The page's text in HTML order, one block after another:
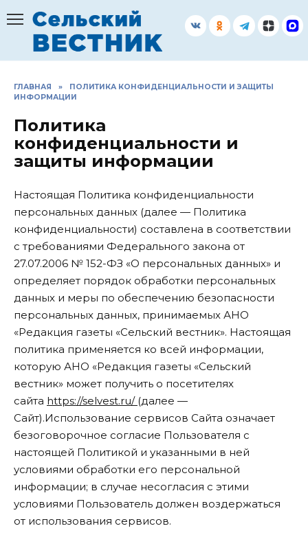
содержанию
ГЛАВНАЯ »
ПОЛИТИКА КОНФИДЕНЦИАЛЬНОСТИ И ЗАЩИТЫ
ИНФОРМАЦИИ
Политика
конфиденциальности и
защиты информации
Настоящая Политика конфиденциальности
персональных данных (далее — Политика
конфиденциальности) составлена в соответствии
с требованиями Федерального закона от
27.07.2006 № 152-ФЗ «О персональных данных» и
определяет порядок обработки персональных
данных и меры по обеспечению безопасности
персональных данных, принимаемых АНО
«Редакция газеты «Сельский вестник». Настоящая
политика применяется ко всей информации,
которую АНО «Редакция газеты «Сельский
вестник» может получить о посетителях
сайта https://selvest.ru/ (далее —
Сайт).Использование сервисов Сайта означает
безоговорочное согласие Пользователя с
настоящей Политикой и указанными в ней
условиями обработки его персональной
информации; в случае несогласия с этими
условиями Пользователь должен воздержаться
от использования сервисов.